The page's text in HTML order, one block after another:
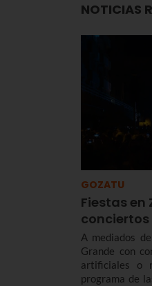
NOTICIAS
GOZATU
Fiestas en
conciertos
A mediados
Grande con
artificiales o
programa de